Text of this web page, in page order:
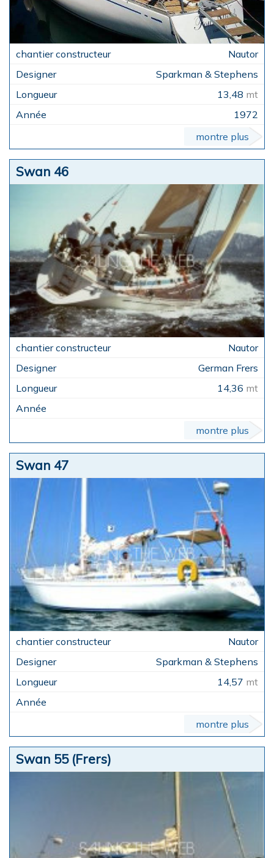
Nautor
Sparkman & Stephens
13,48 mt
1972
montre plus
Swan 46
Nautor
German Frers
14,36 mt
montre plus
Swan 47
Nautor
Sparkman & Stephens
14,57 mt
montre plus
Swan 55 (Frers)